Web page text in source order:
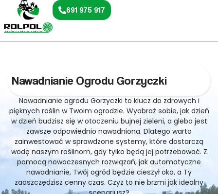
691 975 917
Nawadnianie Ogrodu Gorzyczki
Nawadnianie ogrodu Gorzyczki to klucz do zdrowych i
pięknych roślin w Twoim ogrodzie. Wyobraź sobie, jak dzień
w dzień budzisz się w otoczeniu bujnej zieleni, a gleba jest
zawsze odpowiednio nawodniona. Dlatego warto
zainwestować w sprawdzone systemy, które dostarczą
wodę naszym roślinom, gdy tylko będą jej potrzebować. Z
pomocą nowoczesnych rozwiązań, jak automatyczne
nawadnianie, Twój ogród będzie cieszył oko, a Ty
zaoszczędzisz cenny czas. Czyż to nie brzmi jak idealny